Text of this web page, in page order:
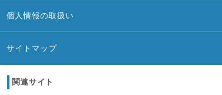
個人情報の取扱い
サイトマップ
関連サイト